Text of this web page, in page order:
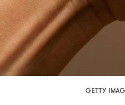
GETTY